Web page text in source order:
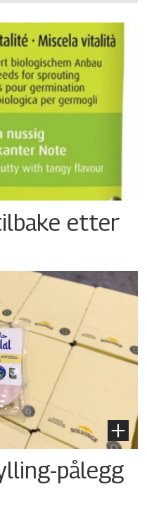
etter
­pålegg